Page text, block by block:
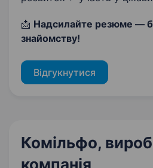
📩 Надсилайте резюме —
знайомству!
Відгукнутися
Комільфо,
компанія